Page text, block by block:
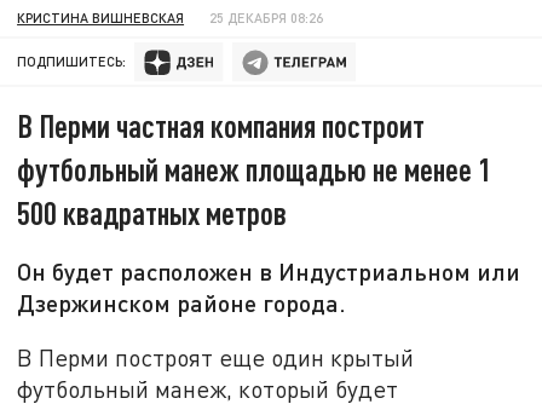
КРИСТИНА ВИШНЕВСКАЯ 25 ДЕКАБРЯ 08:26
ПОДПИШИТЕСЬ:
В Перми частная компания построит
футбольный манеж площадью не менее 1
500 квадратных метров
Он будет расположен в Индустриальном или
Дзержинском районе города.
В Перми построят еще один крытый
футбольный манеж, который будет